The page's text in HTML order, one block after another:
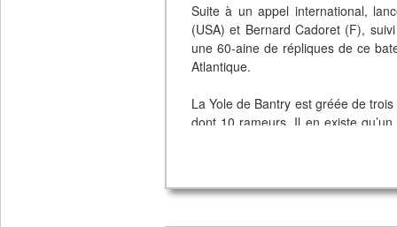
Suite à un appel international,
(USA) et Bernard Cadoret (F),
une 60-aine de répliques de ce
Atlantique.
La Yole de Bantry est gréée de
dont 10 rameurs. Il en existe
équipages âgés de 15 à 25 ans